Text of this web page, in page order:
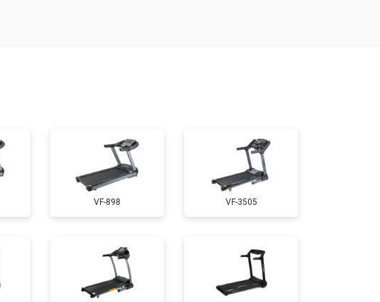
от 1000 ₽
от 1000 ₽ Заказать
VF-898 VF-3505